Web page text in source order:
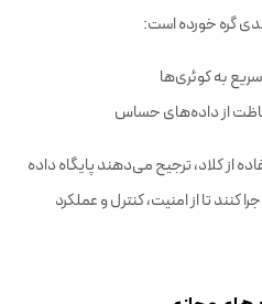
گره خورده است:
به کوئری‌ها
از داده‌های حساس
از کلاد، ترجیح می‌دهند پایگاه داده
تا از امنیت، کنترل و عملکرد